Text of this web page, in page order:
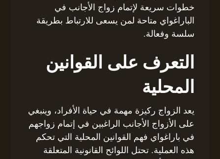
خطوات سريعة لإتمام زواج الأجانب في
الباراغواي متاحة لمن يسعى للارتباط بطريقة
سلسة وفعالة.
التعرف على القوانين
المحلية
يعد الزواج ركيزة مهمة في حياة الأفراد، وينبغي
على الأزواج الأجانب الراغبين في إتمام زواجهم
في باراغواي فهم القوانين المحلية التي تحكم
هذه العملية. تحتل اللوائح القانونية المتعلقة